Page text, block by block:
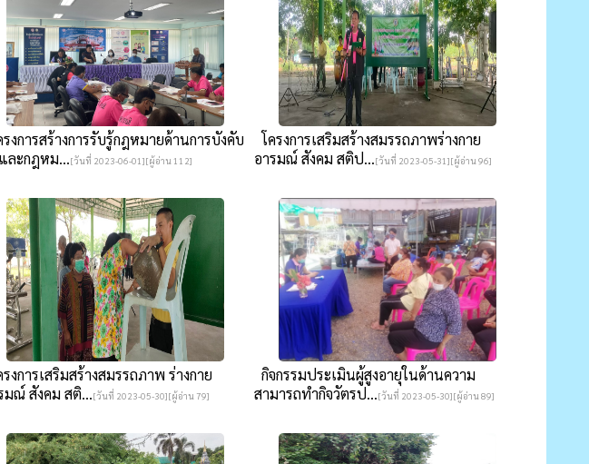
รงการสร้างการรับรู้กฎหมายด้านการบังคับ
ละกฎหม...[วันที่ 2023-06-01][ผู้อ่าน 112]
โครงการเสริมสร้างสมรรถภาพร่างกาย
อารมณ์ สังคม สติป...[วันที่ 2023-05-31][ผู้อ่าน 96]
รงการเสริมสร้างสมรรถภาพ ร่างกาย
มณ์ สังคม สติ...[วันที่ 2023-05-30][ผู้อ่าน 79]
กิจกรรมประเมินผู้สูงอายุในด้านความ
สามารถทำกิจวัตรป...[วันที่ 2023-05-30][ผู้อ่าน 89]